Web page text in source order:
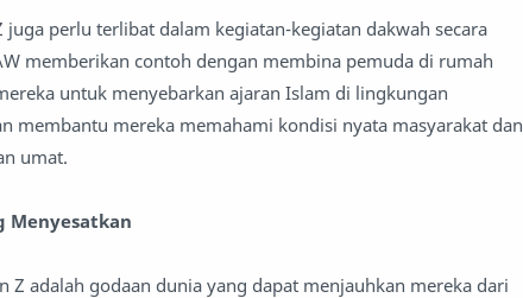
juga perlu terlibat dalam kegiatan-kegiatan dakwah secara
memberikan contoh dengan membina pemuda di rumah
untuk menyebarkan ajaran Islam di lingkungan
membantu mereka memahami kondisi nyata masyarakat dan
umat.
Menyesatkan
Z adalah godaan dunia yang dapat menjauhkan mereka dari